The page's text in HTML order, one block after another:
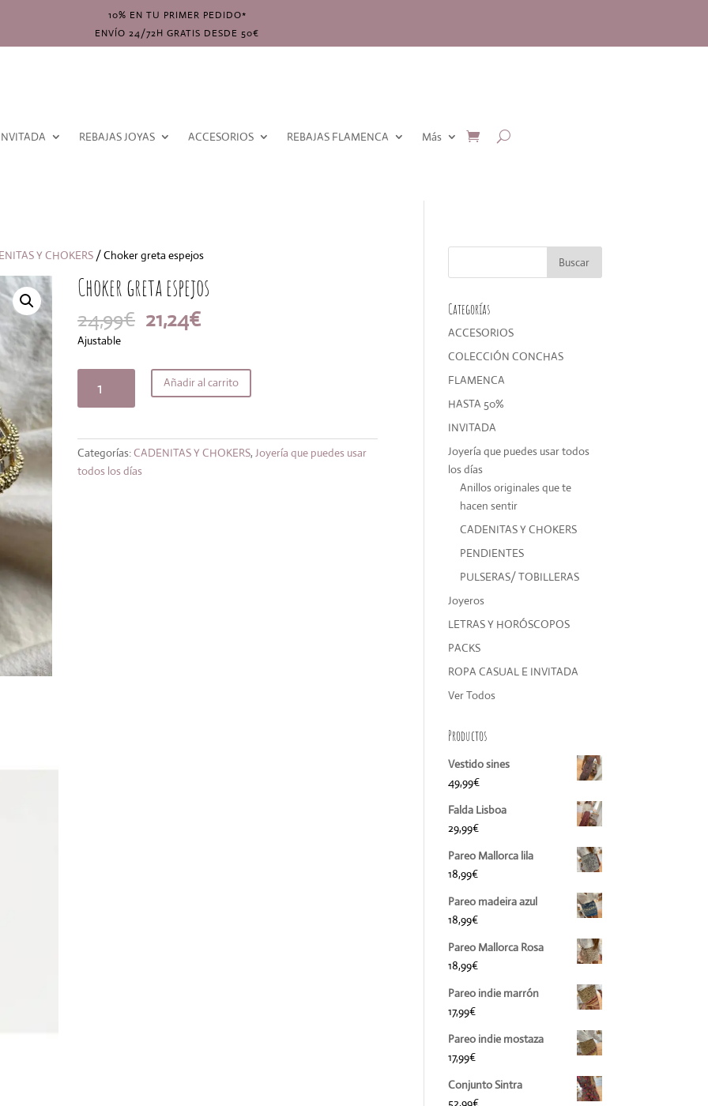
10% EN TU PRIMER PEDIDO*
ENVÍO 24/72H GRATIS DESDE 50€
REBAJAS JOYAS ACCESORIOS REBAJAS FLAMENCA Más
Y CHOKERS / Choker greta espejos
Choker greta espejos
24,99€ El
precio
era:
24,99€.
21,24€El
es:
21,24€.
Ajustable
greta
Añadir al carrito
Categorías:CADENITAS Y CHOKERS,Joyería que puedes usar
todos los días
Categorías
ACCESORIOS
COLECCIÓN CONCHAS
FLAMENCA
HASTA 50%
INVITADA
Joyería que puedes usar todos
los días
Anillos originales que te
hacen sentir
CADENITAS Y CHOKERS
PENDIENTES
PULSERAS/ TOBILLERAS
Joyeros
LETRAS Y HORÓSCOPOS
PACKS
ROPA CASUAL E INVITADA
Ver Todos
Productos
Vestido sines
49,99€
Falda Lisboa
29,99€
Pareo Mallorca lila
18,99€
Pareo madeira azul
18,99€
Pareo Mallorca Rosa
18,99€
Pareo indie marrón
17,99€
Pareo indie mostaza
17,99€
Conjunto Sintra
52,99€